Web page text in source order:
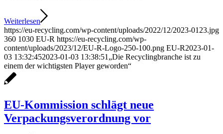
Weiterlesen
https://eu-recycling.com/wp-content/uploads/2022/12/2023-0123.jpg
360 1030 EU-R https://eu-recycling.com/wp-
content/uploads/2023/12/EU-R-Logo-250-100.png EU-R2023-01-
03 13:32:452023-01-03 13:38:51 „Die Recyclingbranche ist zu
einem der wichtigsten Player geworden“
EU-Kommission schlägt neue
Verpackungsverordnung vor